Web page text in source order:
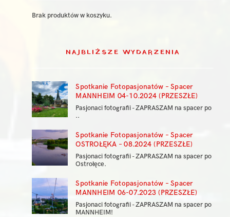
Brak produktów w koszyku.
NAJBLIŻSZE WYDARZENIA
Spotkanie Fotopasjonatów – Spacer
MANNHEIM 04-10.2024 (PRZESZŁE)
Pasjonaci fotografii - ZAPRASZAM na spacer po
..
Spotkanie Fotopasjonatów – Spacer
OSTROŁĘKA – 08.2024 (PRZESZŁE)
Pasjonaci fotografii - ZAPRASZAM na spacer po
Ostrołęce.
Spotkanie Fotopasjonatów – Spacer
MANNHEIM 06-07.2023 (PRZESZŁE)
Pasjonaci fotografii - ZAPRASZAM na spacer po
MANNHEIM!